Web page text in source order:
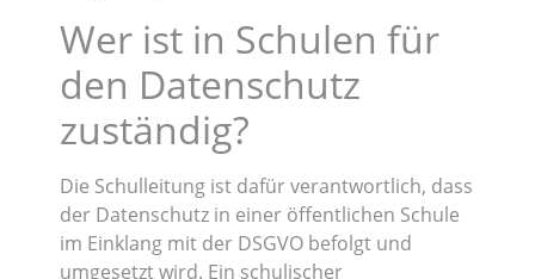
Wer ist in Schulen für
den Datenschutz
zuständig?
Die Schulleitung ist dafür verantwortlich, dass
der Datenschutz in einer öffentlichen Schule
im Einklang mit der DSGVO befolgt und
umgesetzt wird. Ein schulischer